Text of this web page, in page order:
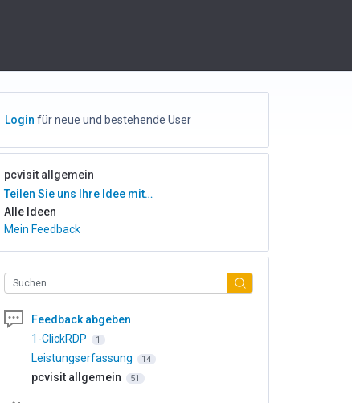
Login für neue und bestehende User
pcvisit allgemein
Kategorien
Teilen Sie uns Ihre Idee mit…
Alle Ideen
Mein Feedback
Suchen
Feedback abgeben
1-ClickRDP
1
Leistungserfassung 14
pcvisit allgemein 51